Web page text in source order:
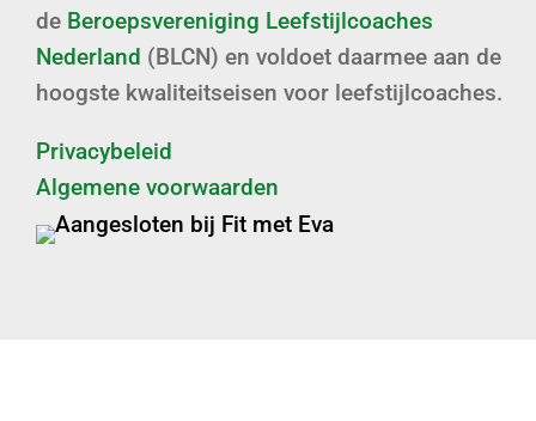
de Beroepsvereniging Leefstijlcoaches
Nederland (BLCN) en voldoet daarmee aan de
hoogste kwaliteitseisen voor leefstijlcoaches.
Privacybeleid
Algemene voorwaarden